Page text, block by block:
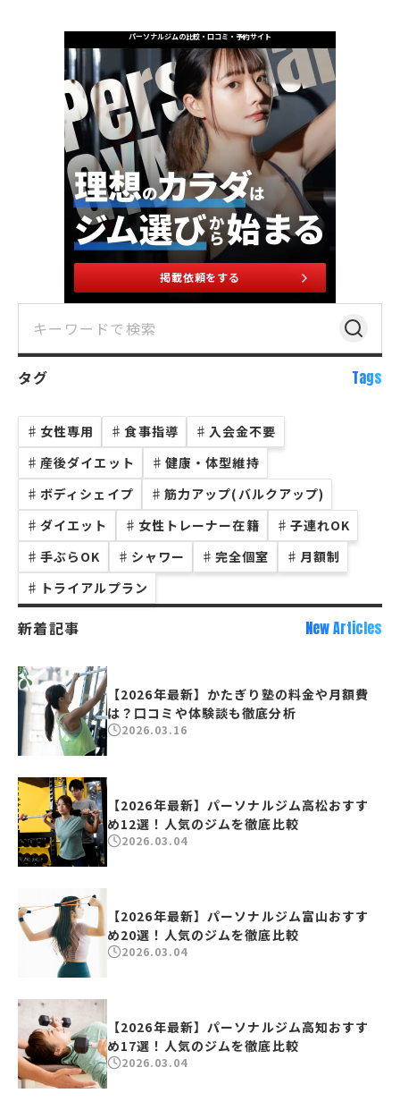
パーソナルジムの比較・口コミ・予約サイト
掲載依頼をする
タグ Tags
♯ 女性専用 ♯ 食事指導 ♯ 入会金不要
♯ 産後ダイエット ♯ 健康・体型維持
♯ ボディシェイプ ♯ 筋力アップ(バルクアップ)
♯ ダイエット ♯ 女性トレーナー在籍 ♯ 子連れOK
♯ 手ぶらOK ♯ シャワー ♯ 完全個室 ♯ 月額制
♯ トライアルプラン
新着記事 New Articles
【2026年最新】かたぎり塾の料金や月額費
は？口コミや体験談も徹底分析
2026.03.16
【2026年最新】パーソナルジム高松おすす
め12選！人気のジムを徹底比較
2026.03.04
【2026年最新】パーソナルジム富山おすす
め20選！人気のジムを徹底比較
2026.03.04
【2026年最新】パーソナルジム高知おすす
め17選！人気のジムを徹底比較
2026.03.04